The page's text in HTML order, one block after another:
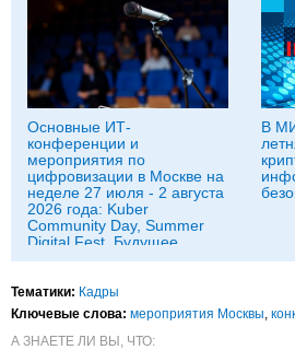
Основные ИТ-
конференции и
мероприятия по
цифровизации в Москве на
неделе 27 июля - 2 августа
2026 года: Kuber
Community Day, Summer
Digital Fest, Будущее
исследований в
В
Тематики: Кадры
Ключевые слова: мероприятия Москвы
А ЗНАЕТЕ ЛИ ВЫ, ЧТО: